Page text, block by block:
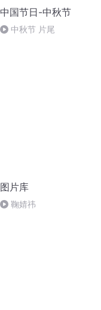
中国节日-中秋节
中秋节 片尾
图片库
鞠婧祎